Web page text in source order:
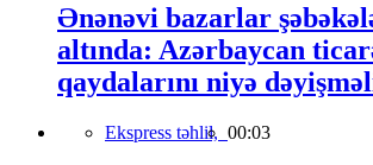
Ənənəvi bazarlar
altında: Azərbaycan
qaydalarını niyə
Ekspress təhlil, 00:03